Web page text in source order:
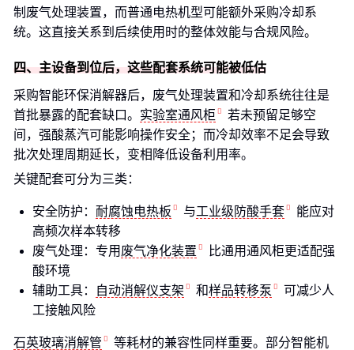
制废气处理装置，而普通电热机型可能额外采购冷却系
统。这直接关系到后续使用时的整体效能与合规风险。
四、主设备到位后，这些配套系统可能被低估
采购智能环保消解器后，废气处理装置和冷却系统往往是
首批暴露的配套缺口。 实验室通风柜
若未预留足够空
间，强酸蒸汽可能影响操作安全；而冷却效率不足会导致
批次处理周期延长，变相降低设备利用率。
关键配套可分为三类：
安全防护： 耐腐蚀电热板 与工业级防酸手套
能应对
高频次样本转移
废气处理：专用 废气净化装置
比通用通风柜更适配强
酸环境
辅助工具：
自动消解仪支架 和样品转移泵
可减少人
工接触风险
石英玻璃消解管
等耗材的兼容性同样重要。部分智能机